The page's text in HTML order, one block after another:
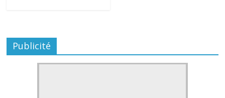
Publicité